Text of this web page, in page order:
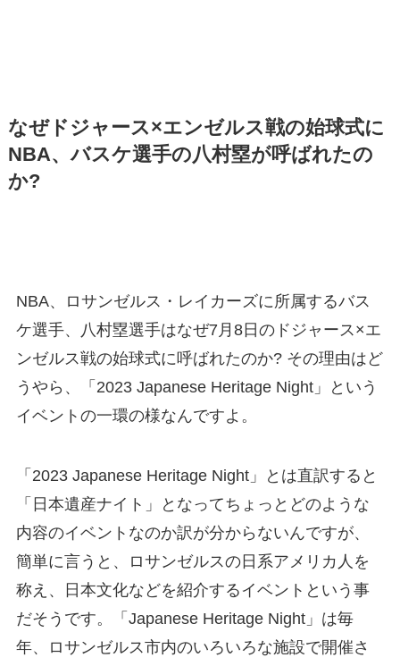
なぜドジャース×エンゼルス戦の始球式に
NBA、バスケ選手の八村塁が呼ばれたの
か?
NBA、ロサンゼルス・レイカーズに所属するバス
ケ選手、八村塁選手はなぜ7月8日のドジャース×エ
ンゼルス戦の始球式に呼ばれたのか? その理由はど
うやら、「2023 Japanese Heritage Night」という
イベントの一環の様なんですよ。
「2023 Japanese Heritage Night」とは直訳すると
「日本遺産ナイト」となってちょっとどのような
内容のイベントなのか訳が分からないんですが、
簡単に言うと、ロサンゼルスの日系アメリカ人を
称え、日本文化などを紹介するイベントという事
だそうです。「Japanese Heritage Night」は毎
年、ロサンゼルス市内のいろいろな施設で開催さ